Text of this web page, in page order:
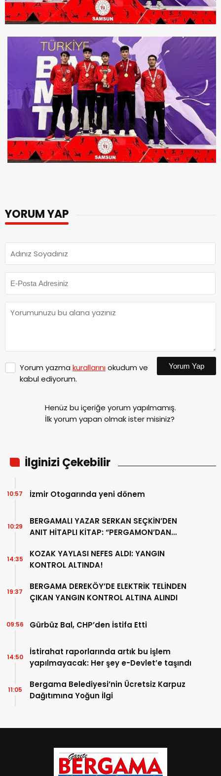
YORUM YAP
Yorum yazma kurallarınıokudum ve
kabul ediyorum.
Yorum Yap
Henüz bu içeriğe yorum yapılmamış.
İlk yorum yapan olmak ister misiniz?
İlginizi Çekebilir
İzmir Otogarında yeni dönem
10:57
BERGAMALI YAZAR SERKAN SEÇKİN’DEN
ANIT HİTAPLI KİTAP: “PERGAMON’DAN
10:29
KOZAK YAYLASI NEFES ALDI: YANGIN
KONTROL ALTINDA!
14:35
BERGAMA DEREKÖY’DE ELEKTRİK TELİNDEN
ÇIKAN YANGIN KONTROL ALTINA ALINDI
19:37
Gürbüz Bal, CHP’den İstifa Etti
09:56
İstirahat raporlarında artık bu işlem
yapılmayacak: Her şey e-Devlet’e taşındı
14:50
Bergama Belediyesi’nin Ücretsiz Karpuz
Dağıtımına Yoğun İlgi
11:05